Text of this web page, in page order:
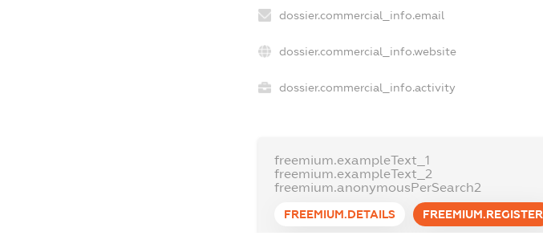
dossier.commercial_info.email
dossier.commercial_info.website
dossier.commercial_info.activity
freemium.exampleText_1
freemium.exampleText_2
freemium.anonymousPerSearch2
FREEMIUM.DETAILS FREEMIUM.REGISTER